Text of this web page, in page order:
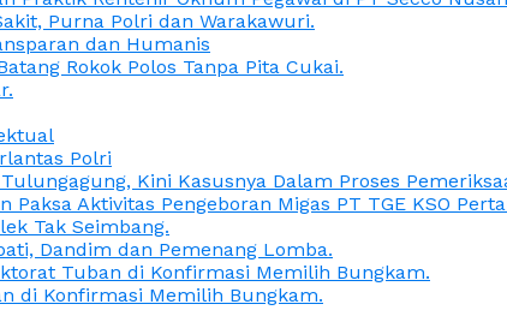
Purna Polri dan Warakawuri.
dan Humanis
Rokok Polos Tanpa Pita Cukai.
Polri
Kini Kasusnya Dalam Proses
Aktivitas Pengeboran Migas PT TGE KSO
Tak Seimbang.
Dandim dan Pemenang Lomba.
Tuban di Konfirmasi Memilih Bungkam.
di Konfirmasi Memilih Bungkam.